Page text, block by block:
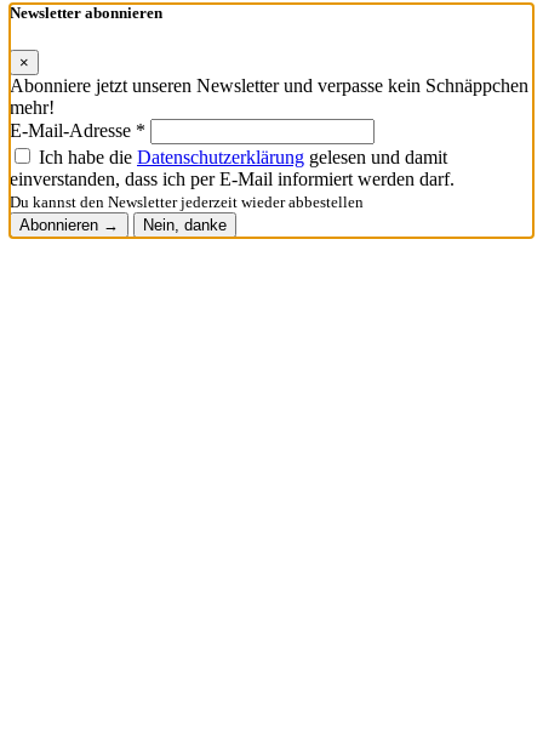
Newsletter abonnieren
×
Abonniere jetzt unseren Newsletter und verpasse kein Schnäppchen
mehr!
E-Mail-Adresse *
Ich habe die Datenschutzerklärung gelesen und damit
einverstanden, dass ich per E-Mail informiert werden darf.
Du kannst den Newsletter jederzeit wieder abbestellen
Abonnieren →
Nein, danke